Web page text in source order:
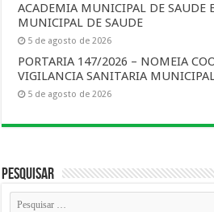
ACADEMIA MUNICIPAL DE SAUDE
MUNICIPAL DE SAUDE
5 de agosto de 2026
PORTARIA 147/2026 – NOMEIA
VIGILANCIA SANITARIA
5 de agosto de 2026
Pesquisar